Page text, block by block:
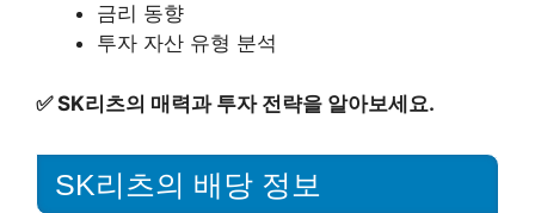
금리 동향
투자 자산 유형 분석
✅SK리츠의 매력과 투자 전략을 알아보세요.
SK리츠의 배당 정보